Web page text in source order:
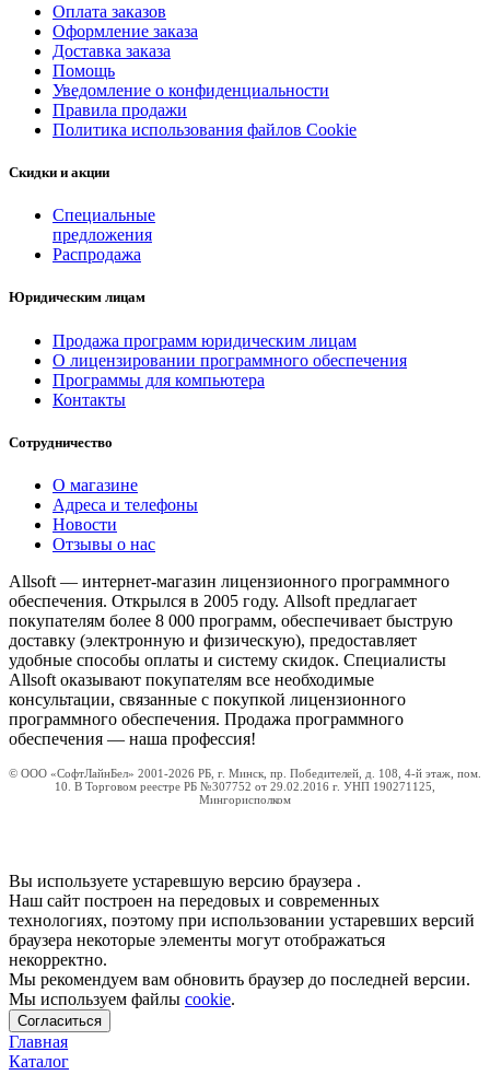
Оплата заказов
Оформление заказа
Доставка заказа
Помощь
Уведомление о конфиденциальности
Правила продажи
Политика использования файлов Cookie
Скидки и акции
Специальные
предложения
Распродажа
Юридическим лицам
Продажа программ юридическим лицам
О лицензировании программного обеспечения
Программы для компьютера
Контакты
Сотрудничество
О магазине
Адреса и телефоны
Новости
Отзывы о нас
Allsoft — интернет-магазин лицензионного программного
обеспечения. Открылся в 2005 году. Allsoft предлагает
покупателям более 8 000 программ, обеспечивает быструю
доставку (электронную и физическую), предоставляет
удобные способы оплаты и систему скидок. Специалисты
Allsoft оказывают покупателям все необходимые
консультации, связанные с покупкой лицензионного
программного обеспечения. Продажа программного
обеспечения — наша профессия!
© ООО «СофтЛайнБел» 2001-2026 РБ, г. Минск, пр. Победителей, д. 108, 4-й этаж, пом.
10. В Торговом реестре РБ №307752 от 29.02.2016 г. УНП 190271125,
Мингорисполком
Вы используете устаревшую версию браузера .
Наш сайт построен на передовых и современных
технологиях, поэтому при использовании устаревших версий
браузера некоторые элементы могут отображаться
некорректно.
Мы рекомендуем вам обновить браузер до последней версии.
Мы используем файлы cookie.
Согласиться
Главная
Каталог